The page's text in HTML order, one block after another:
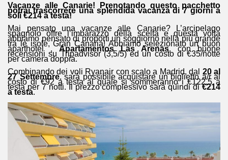
Vacanze alle Canarie! Prenotando questo pacchetto
potrai trascorrere una splendida vacanza di 7 giorni a
soli €214 a testa!
Mai pensato una vacanze alle Canarie? L’arcipelago
spagnolo offre l’imbarazzo della scelta e questa volta
abbiamo pensato di proporti un soggiorno nella più grande
tra le isole, Gran Canaria! Abbiamo selezionato un buon
aparthotel ,Apartamentos Las Arenas, con buone
recensioni su Tripadvisor (3,5/5) ed un costo di €35/notte
per camera doppia.
Combinando dei voli Ryanair con scalo a Madrid, dal 20 al
27 Settembre, sarà possibile acquistare un biglietto a/r al
costo di €92 a testa al quale si sommeranno i €122,5 a
testa per 7 notti. Il prezzo complessivo sarà quindi di€214
a testa.